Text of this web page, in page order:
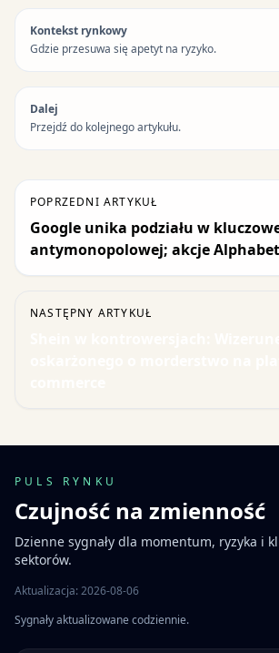
Kontekst rynkowy
Gdzie przesuwa się apetyt na ryzyko.
Dalej
Przejdź do kolejnego artykułu.
POPRZEDNI ARTYKUŁ
Google unika podziału w
antymonopolowej; akcje
NASTĘPNY ARTYKUŁ
PULS RYNKU
Czujność na zmienność
Dzienne sygnały dla momentum, ryzyka i
sektorów.
Aktualizacja: 2026-08-06
Sygnały aktualizowane codziennie.